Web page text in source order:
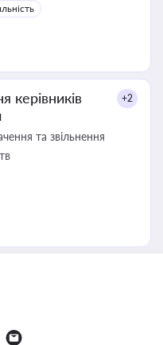
керівників
+2
та звільнення